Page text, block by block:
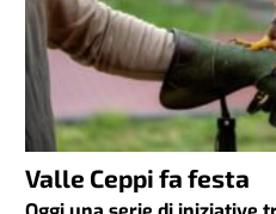
Valle Ceppi fa festa